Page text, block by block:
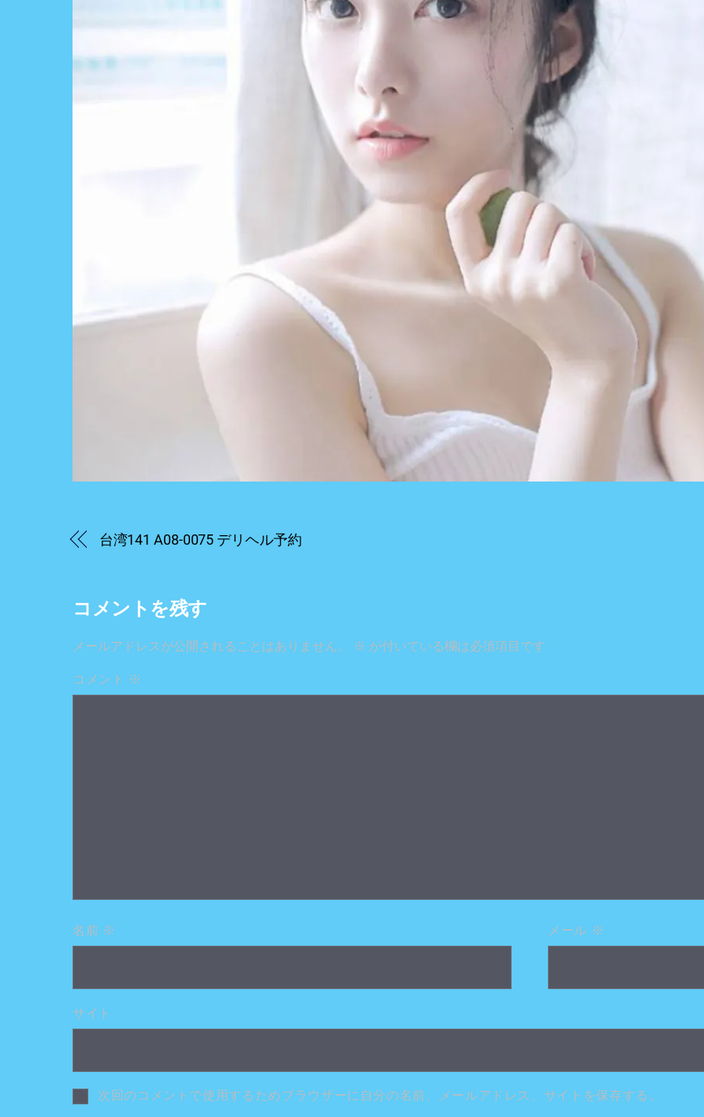
台湾141 A08-0075 デリヘル予約
コメントを残す
メールアドレスが公開されることはありません。 ※ が付いている欄は必須項目です
コメント ※
名前 ※ メール ※
サイト
次回のコメントで使用するためブラウザーに自分の名前、メールアドレス、サイトを保存する。